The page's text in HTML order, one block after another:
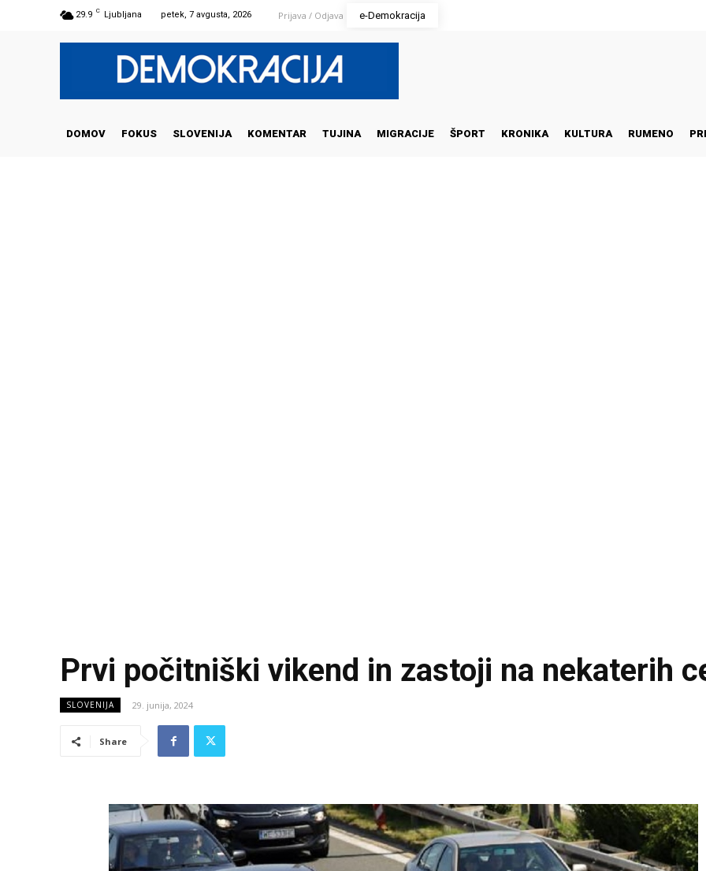
29.9 C Ljubljana petek, 7 avgusta, 2026 Prijava / Odjava e-Demokracija
DOMOV FOKUS SLOVENIJA KOMENTAR TUJINA MIGRACIJE ŠPORT KRONIKA KULTURA RUMENO
Prvi počitniški vikend in zastoji na nekaterih
SLOVENIJA 29. junija, 2024
Share